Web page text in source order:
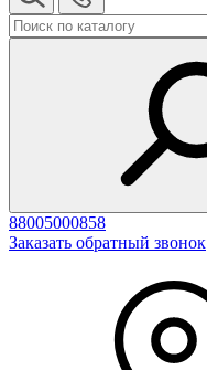
88005000858
Заказать обратный звонок